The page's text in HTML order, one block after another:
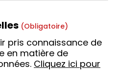
(obligatoire)
pris connaissance de
en matière de
Cliquez ici pour